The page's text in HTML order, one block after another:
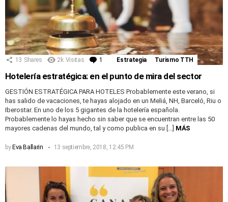
13 Shares 2k Visitas 1 Comentario
Estrategia Turismo TTH
Hotelería estratégica: en el punto de mira del sector
GESTIÓN ESTRATÉGICA PARA HOTELES Probablemente este verano, si
has salido de vacaciones, te hayas alojado en un Meliá, NH, Barceló, Riu o
Iberostar. En uno de los 5 gigantes de la hotelería española.
Probablemente lo hayas hecho sin saber que se encuentran entre las 50
mayores cadenas del mundo, tal y como publica en su […] MÁS
by Eva Ballarin 13 septiembre, 2018, 12:45 PM